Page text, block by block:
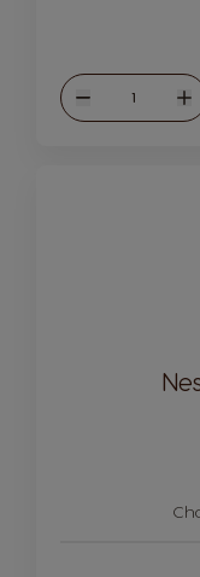
Reduzir
Quantidade